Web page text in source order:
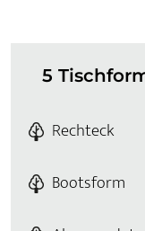
5
Rechteck
Bootsform